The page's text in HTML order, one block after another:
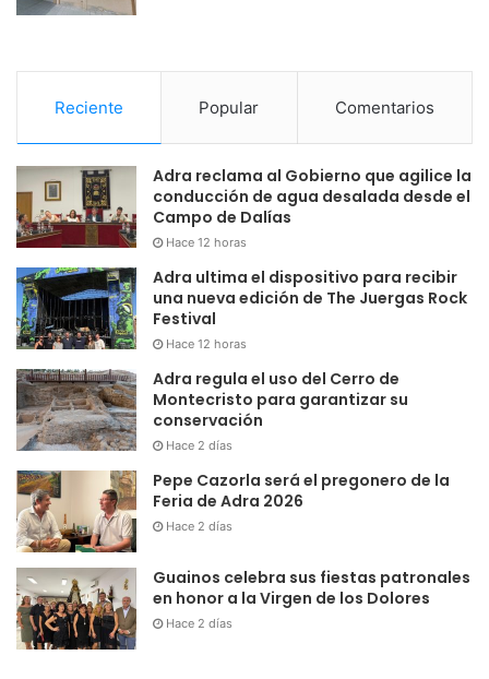
Reciente Popular Comentarios
Adra reclama al Gobierno que agilice la
conducción de agua desalada desde el
Campo de Dalías
Hace 12 horas
Adra ultima el dispositivo para recibir
una nueva edición de The Juergas Rock
Festival
Hace 12 horas
Adra regula el uso del Cerro de
Montecristo para garantizar su
conservación
Hace 2 días
Pepe Cazorla será el pregonero de la
Feria de Adra 2026
Hace 2 días
Guainos celebra sus fiestas patronales
en honor a la Virgen de los Dolores
Hace 2 días